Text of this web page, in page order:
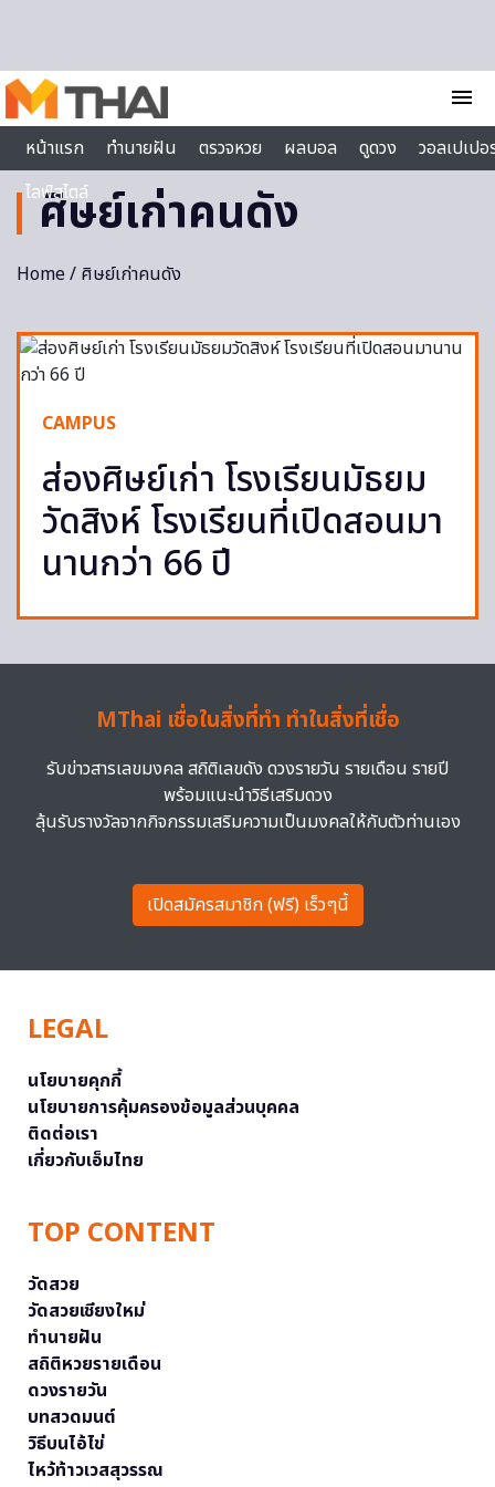
menu
หน้าแรก
ทำนายฝัน ตรวจหวย ผลบอล ดูดวง
วอลเปเป
ไลฟ์สไตล์
ศิษย์เก่าคนดัง
Home/ ศิษย์เก่าคนดัง
CAMPUS
ส่องศิษย์เก่า โรงเรียนมัธยม
วัดสิงห์ โรงเรียนที่เปิดสอนมา
นานกว่า 66 ปี
MThai เชื่อในสิ่งที่ทำ ทำในสิ่งที่เชื่อ
รับข่าวสารเลขมงคล สถิติเลขดัง ดวงรายวัน รายเดือน รายปี
พร้อมแนะนำวิธีเสริมดวง
ลุ้นรับรางวัลจากกิจกรรมเสริมความเป็นมงคลให้กับตัวท่านเอง
เปิดสมัครสมาชิก (ฟรี) เร็วๆนี้
LEGAL
นโยบายคุกกี้
นโยบายการคุ้มครองข้อมูลส่วนบุคคล
ติดต่อเรา
เกี่ยวกับเอ็มไทย
TOP CONTENT
วัดสวย
วัดสวยเชียงใหม่
ทำนายฝัน
สถิติหวยรายเดือน
ดวงรายวัน
บทสวดมนต์
วิธีบนไอ้ไข่
ไหว้ท้าวเวสสุวรรณ